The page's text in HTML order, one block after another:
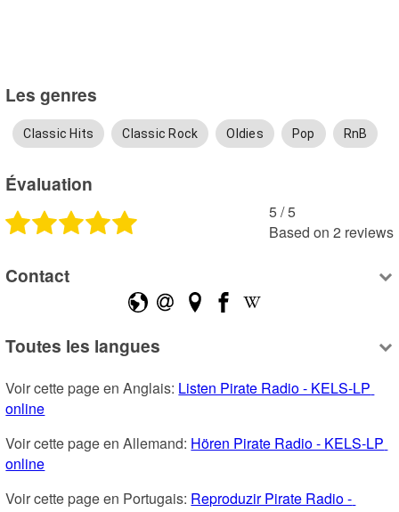
Les genres
Classic Hits Classic Rock Oldies Pop RnB
Évaluation
5 /5
Based on 2 reviews
Contact
Toutes les langues
Voir cette page en Anglais: Listen Pirate Radio - KELS-LP
online
Voir cette page en Allemand: Hören Pirate Radio - KELS-LP
online
Voir cette page en Portugais: Reproduzir Pirate Radio -